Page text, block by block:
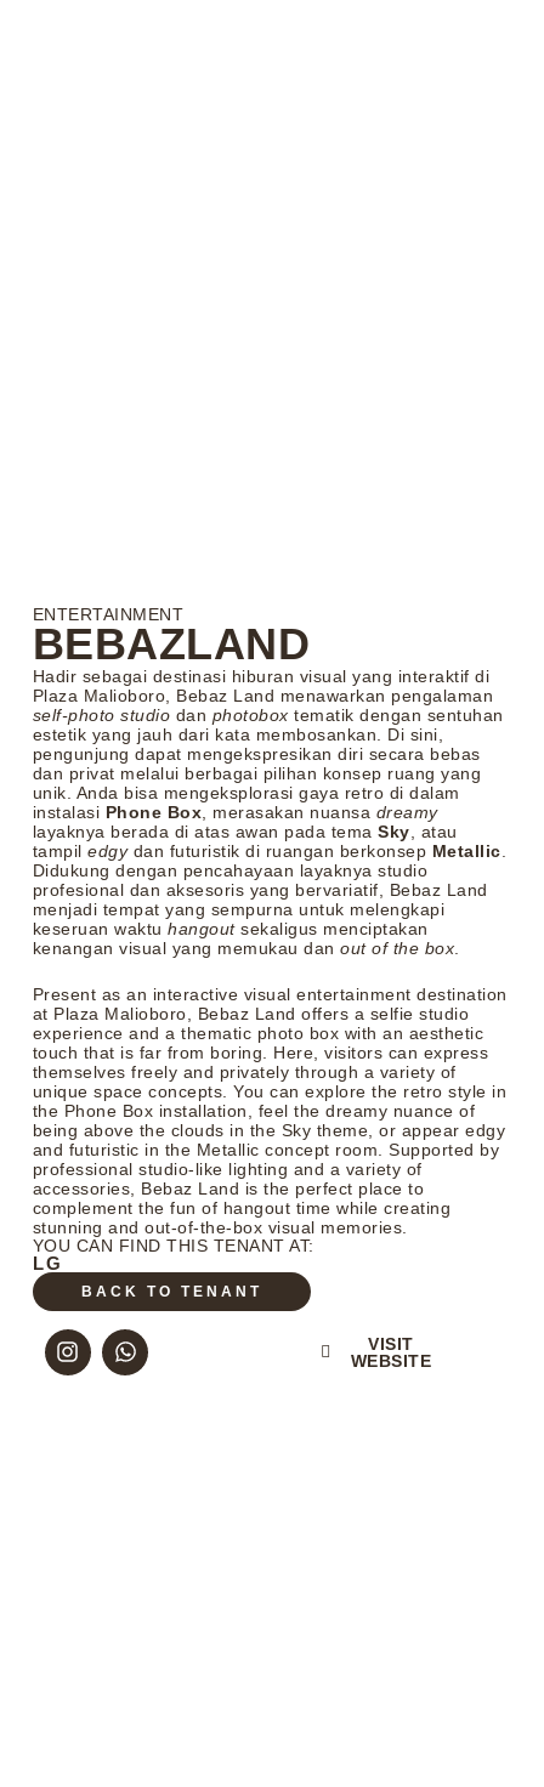
ENTERTAINMENT
BEBAZLAND
Hadir sebagai destinasi hiburan visual yang interaktif di
Plaza Malioboro, Bebaz Land menawarkan pengalaman
self-photo studio dan photobox tematik dengan sentuhan
estetik yang jauh dari kata membosankan. Di sini,
pengunjung dapat mengekspresikan diri secara bebas
dan privat melalui berbagai pilihan konsep ruang yang
unik. Anda bisa mengeksplorasi gaya retro di dalam
instalasi Phone Box , merasakan nuansa dreamy
layaknya berada di atas awan pada temaSky , atau
tampiledgydan futuristik di ruangan berkonsep Metallic
Didukung dengan pencahayaan layaknya studio
profesional dan aksesoris yang bervariatif, Bebaz Land
menjadi tempat yang sempurna untuk melengkapi
keseruan waktuhangoutsekaligus menciptakan
kenangan visual yang memukau danout of the box
Present as an interactive visual entertainment destination
at Plaza Malioboro, Bebaz Land offers a selfie studio
experience and a thematic photo box with an aesthetic
touch that is far from boring. Here, visitors can express
themselves freely and privately through a variety of
unique space concepts. You can explore the retro style in
the Phone Box installation, feel the dreamy nuance of
being above the clouds in the Sky theme, or appear edgy
and futuristic in the Metallic concept room. Supported by
professional studio-like lighting and a variety of
accessories, Bebaz Land is the perfect place to
complement the fun of hangout time while creating
stunning and out-of-the-box visual memories.
YOU CAN FIND THIS TENANT AT:
LG
BACK TO TENANT
VISIT
WEBSITE